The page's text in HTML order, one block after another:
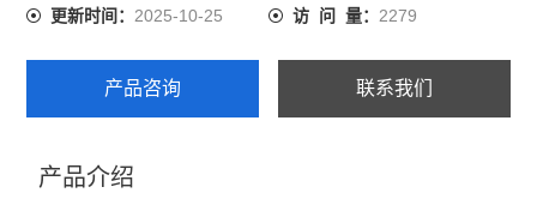
更新时间：2025-10-25 访 问 量： 2279
产品咨询 联系我们
产品介绍